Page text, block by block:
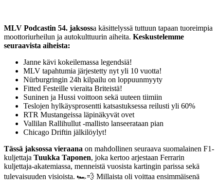
MLV Podcastin 54. jaksossa käsittelyssä tuttuun tapaan tuoreimpia
moottoriurheilun ja autokulttuurin aiheita. Keskustelemme
seuraavista aiheista:
Janne kävi kokeilemassa legendsiä!​
​MLV tapahtumia järjestetty nyt yli 10 vuotta!
​Nürburgringin 24h kilpailu on loppuunmyyty
​Fitted Festeille vieraita Briteistä!
​Suninen ja Hussi voittoon sekä uuteen tiimiin
​Teslojen hylkäysprosentti katsastuksessa reilusti yli 60%
​RTR Mustangeissa läpinäkyvät ovet
​Vallilan Rallihullut -mallisto lanseerataan pian
​Chicago Driftin jälkilöylyt!
Tässä jaksossa vieraana on mahdollinen seuraava suomalainen F1-
kuljettaja Tuukka Taponen, joka kertoo arjestaan Ferrarin
kuljettaja-akatemiassa, menneistä vuosista kartingin parissa sekä
tulevaisuuden visioista. 🏎️💨 Millaista oli voittaa ensimmäisenä